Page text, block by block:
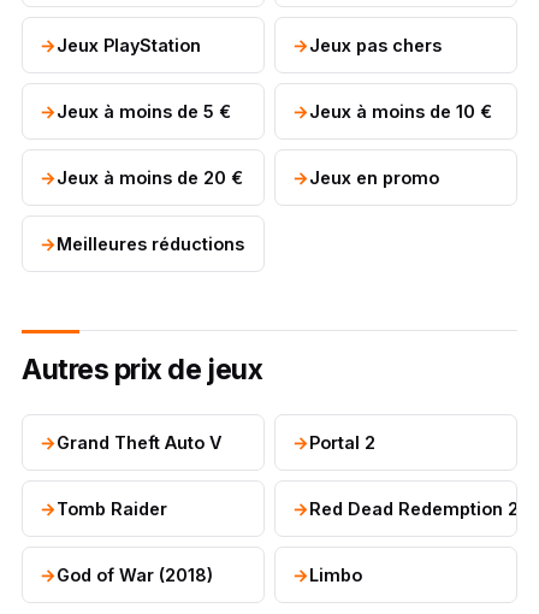
Jeux PlayStation Jeux pas chers
Jeux à moins de 5 € Jeux à moins de 10 €
Jeux à moins de 20 € Jeux en promo
Meilleures réductions
Autres prix de jeux
Grand Theft Auto V Portal 2
Tomb Raider Red Dead Redemption 2
God of War (2018) Limbo